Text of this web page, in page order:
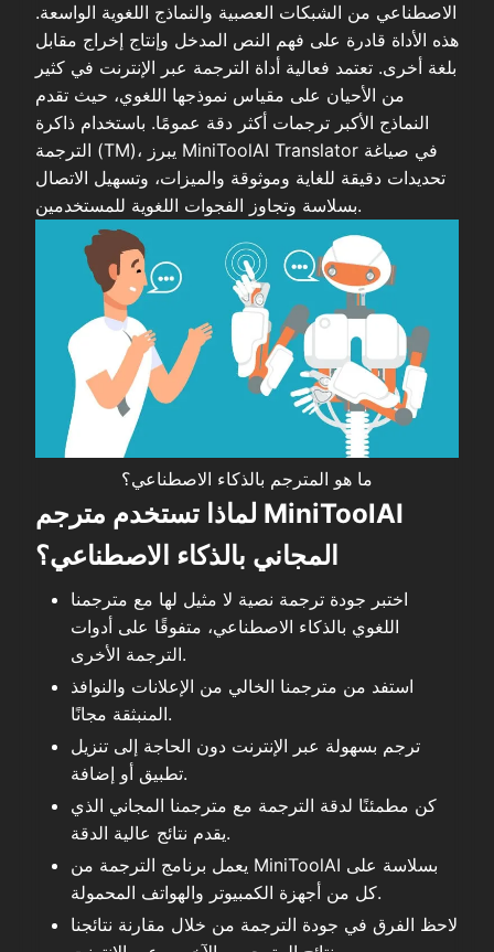
الاصطناعي من الشبكات العصبية والنماذج اللغوية الواسعة.
هذه الأداة قادرة على فهم النص المدخل وإنتاج إخراج مقابل
بلغة أخرى. تعتمد فعالية أداة الترجمة عبر الإنترنت في كثير
من الأحيان على مقياس نموذجها اللغوي، حيث تقدم
النماذج الأكبر ترجمات أكثر دقة عمومًا. باستخدام ذاكرة
الترجمة (TM)، يبرز MiniToolAI Translator في صياغة
تحديدات دقيقة للغاية وموثوقة والميزات، وتسهيل الاتصال
بسلاسة وتجاوز الفجوات اللغوية للمستخدمين.
ما هو المترجم بالذكاء الاصطناعي؟
لماذا تستخدم مترجم MiniToolAI
المجاني بالذكاء الاصطناعي؟
اختبر جودة ترجمة نصية لا مثيل لها مع مترجمنا
اللغوي بالذكاء الاصطناعي، متفوقًا على أدوات
الترجمة الأخرى.
استفد من مترجمنا الخالي من الإعلانات والنوافذ
المنبثقة مجانًا.
ترجم بسهولة عبر الإنترنت دون الحاجة إلى تنزيل
تطبيق أو إضافة.
كن مطمئنًا لدقة الترجمة مع مترجمنا المجاني الذي
يقدم نتائج عالية الدقة.
يعمل برنامج الترجمة من MiniToolAI بسلاسة على
كل من أجهزة الكمبيوتر والهواتف المحمولة.
لاحظ الفرق في جودة الترجمة من خلال مقارنة نتائجنا